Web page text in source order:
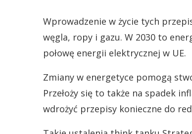
Wprowadzenie w życie tych
węgla, ropy i gazu. W 2030 to
połowę energii elektrycznej w UE.
Zmiany w energetyce pomogą
Przełoży się to także na spadek
wdrożyć przepisy konieczne do